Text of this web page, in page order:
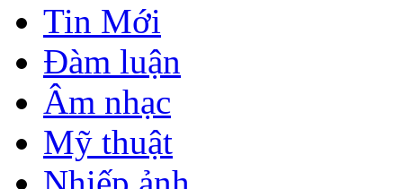
Tin Mới
Đàm luận
Âm nhạc
Mỹ thuật